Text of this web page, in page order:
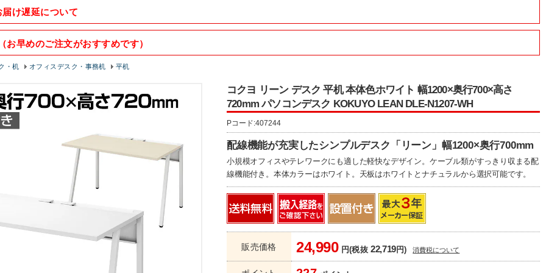
け遅延について
早めのご注文がおすすめです）
・机 オフィスデスク・事務机 平机
コクヨ リーン デスク 平机 本体色ホワイト 幅1200×奥行700×高さ
720mm パソコンデスク KOKUYO LEAN DLE-N1207-WH
Pコード:407244
配線機能が充実したシンプルデスク「リーン」幅1200×奥行700mm
小規模オフィスやテレワークにも適した軽快なデザイン。ケーブル類がすっきり収まる配
線機能付き。本体カラーはホワイト。天板はホワイトとナチュラルから選択可能です。
販売価格 24,990円(税抜22,719円) 消費税について